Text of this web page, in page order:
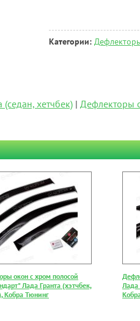
Категории:
хетчбек) | Дефлекторы
окон с хром полосой
Лада Гранта (хэтчбек,
Кобра Тюнинг
Лада